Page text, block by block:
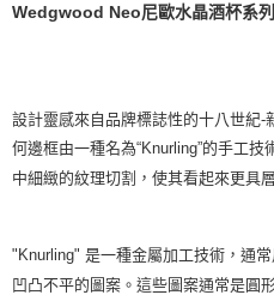
Wedgwood Neo尼歐水晶酒杯系
設計靈感來自品牌標誌性的十八世紀-
何邊框由一種名為“Knurling”的手工技
中細緻的紋理切割，使其看起來更具
"Knurling" 是一種金屬加工技術，通
凹凸不平的圖案。這些圖案通常是圓